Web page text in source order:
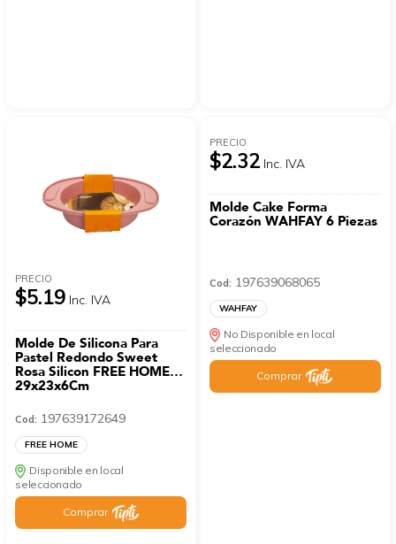
PRECIO
$5.19 Inc. IVA
Molde De Silicona Para
Pastel Redondo Sweet
Rosa Silicon FREE HOME
29x23x6Cm
Cod: 197639172649
FREE HOME
Disponible en local
seleccionado
Comprar
PRECIO
$2.32 Inc. IVA
Molde Cake Forma
Corazón WAHFAY 6 Piezas
Cod: 197639068065
WAHFAY
No Disponible en local
seleccionado
Comprar